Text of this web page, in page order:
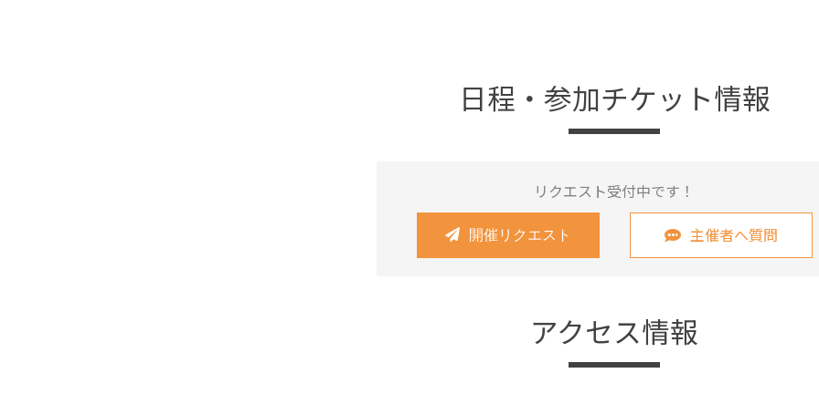
日程・参加チケット情報
リクエスト受付中です！
開催リクエスト 主催者へ質問
アクセス情報